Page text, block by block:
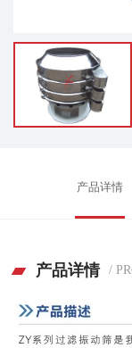
产品详情
产品详情 /